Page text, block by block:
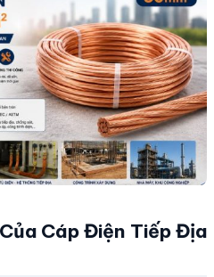
Cáp Điện Tiếp Địa